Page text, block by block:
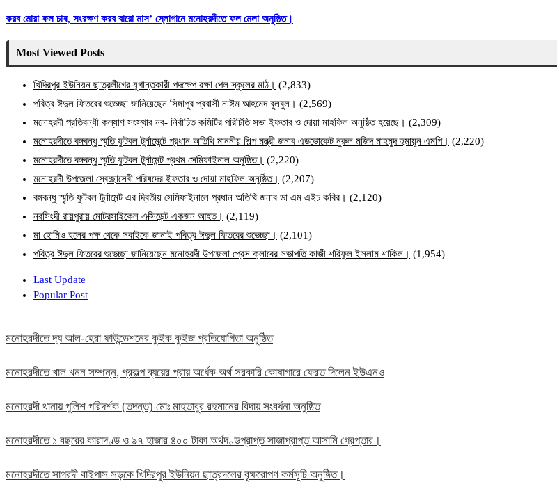
করব মোরা ফল চাষ, সংরক্ষণ করব বারো মাস’ স্লোগানে মনোহরদীতে ফল মেলা অনুষ্ঠিত।
Most Viewed Posts
খিদিরপুর ইউনিয়ন ছাত্রলীগের যুগান্তকারী পদক্ষেপ রক্ষা পেল স্কুলের মাঠ। (2,833)
পবিত্র ঈদুল ফিতরের শুভেচ্ছা জানিয়েছেন সিঙ্গাপুর প্রবাসী নাঈম আহমেদ বুলবুল। (2,569)
মনোহরদী প্রতিবন্ধী কল্যাণ সংস্থার নব- নির্বাচিত কমিটির পরিচিতি সভা ইফতার ও দোয়া মাহফিল অনুষ্ঠিত হয়েছে। (2,309)
মনোহরদীতে বঙ্গবন্ধু স্মৃতি ফুটবল টুর্নামেন্টে প্রধান অতিথি মাননীয় শিল্প মন্ত্রী জনাব এডভোকেট নুরুল মজিদ মাহমুদ হুমায়ূন এমপি। (2,220)
মনোহরদীতে বঙ্গবন্ধু স্মৃতি ফুটবল টুর্নামেন্ট প্রথম সেমিফাইনাল অনুষ্ঠিত। (2,220)
মনোহরদী উপজেলা স্বেচ্ছাসেবী পরিষদের ইফতার ও দোয়া মাহফিল অনুষ্ঠিত। (2,207)
বঙ্গবন্ধু স্মৃতি ফুটবল টুর্নামেন্ট এর দ্বিতীয় সেমিফাইনালে প্রধান অতিথি জনাব ডা এম এইচ কবির। (2,120)
নরসিংদী রায়পুরায় মোটরসাইকেল এক্সিডেন্ট একজন আহত। (2,119)
মা হোমিও হলের পক্ষ থেকে সবাইকে জানাই পবিত্র ঈদুল ফিতরের শুভেচ্ছা। (2,101)
পবিত্র ঈদুল ফিতরের শুভেচ্ছা জানিয়েছেন মনোহরদী উপজেলা প্রেস ক্লাবের সভাপতি কাজী শরিফুল ইসলাম শাকিল। (1,954)
Last Update
Popular Post
মনোহরদীতে দ্য আল-হেরা ফাউন্ডেশনের কুইক কুইজ প্রতিযোগিতা অনুষ্ঠিত
মনোহরদীতে খাল খনন সম্পন্ন, প্রকল্প ব্যয়ের প্রায় অর্ধেক অর্থ সরকারি কোষাগারে ফেরত দিলেন ইউএনও
মনোহরদী থানায় পুলিশ পরিদর্শক (তদন্ত) মোঃ মাহতাবুর রহমানের বিদায় সংবর্ধনা অনুষ্ঠিত
মনোহরদীতে ১ বছরের কারাদণ্ড ও ৯৭ হাজার ৪০০ টাকা অর্থদণ্ডপ্রাপ্ত সাজাপ্রাপ্ত আসামি গ্রেপ্তার।
মনোহরদীতে সাগরদী বাইপাস সড়কে খিদিরপুর ইউনিয়ন ছাত্রদলের বৃক্ষরোপণ কর্মসূচি অনুষ্ঠিত।